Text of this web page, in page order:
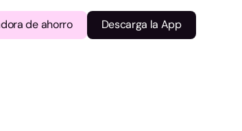
de ahorro Descarga la App